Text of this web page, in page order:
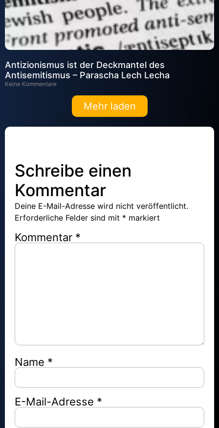
Antizionismus ist der Deckmantel des
Antisemitismus – Parascha Lech Lecha
Keine Kommentare
Mehr laden
Schreibe einen
Kommentar
Deine E-Mail-Adresse wird nicht veröffentlicht.
Erforderliche Felder sind mit * markiert
Kommentar *
Name *
E-Mail-Adresse *